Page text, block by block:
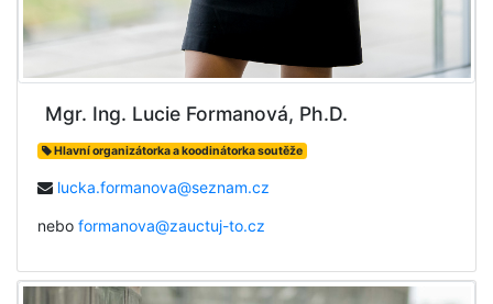
Mgr. Ing. Lucie Formanová, Ph.D.
Hlavní organizátorka a koodinátorka soutěže
lucka.formanova@seznam.cz
nebo formanova@zauctuj-to.cz